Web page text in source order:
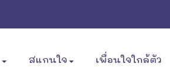
สแกนใจ เพื่อนใจใกล้ตัว